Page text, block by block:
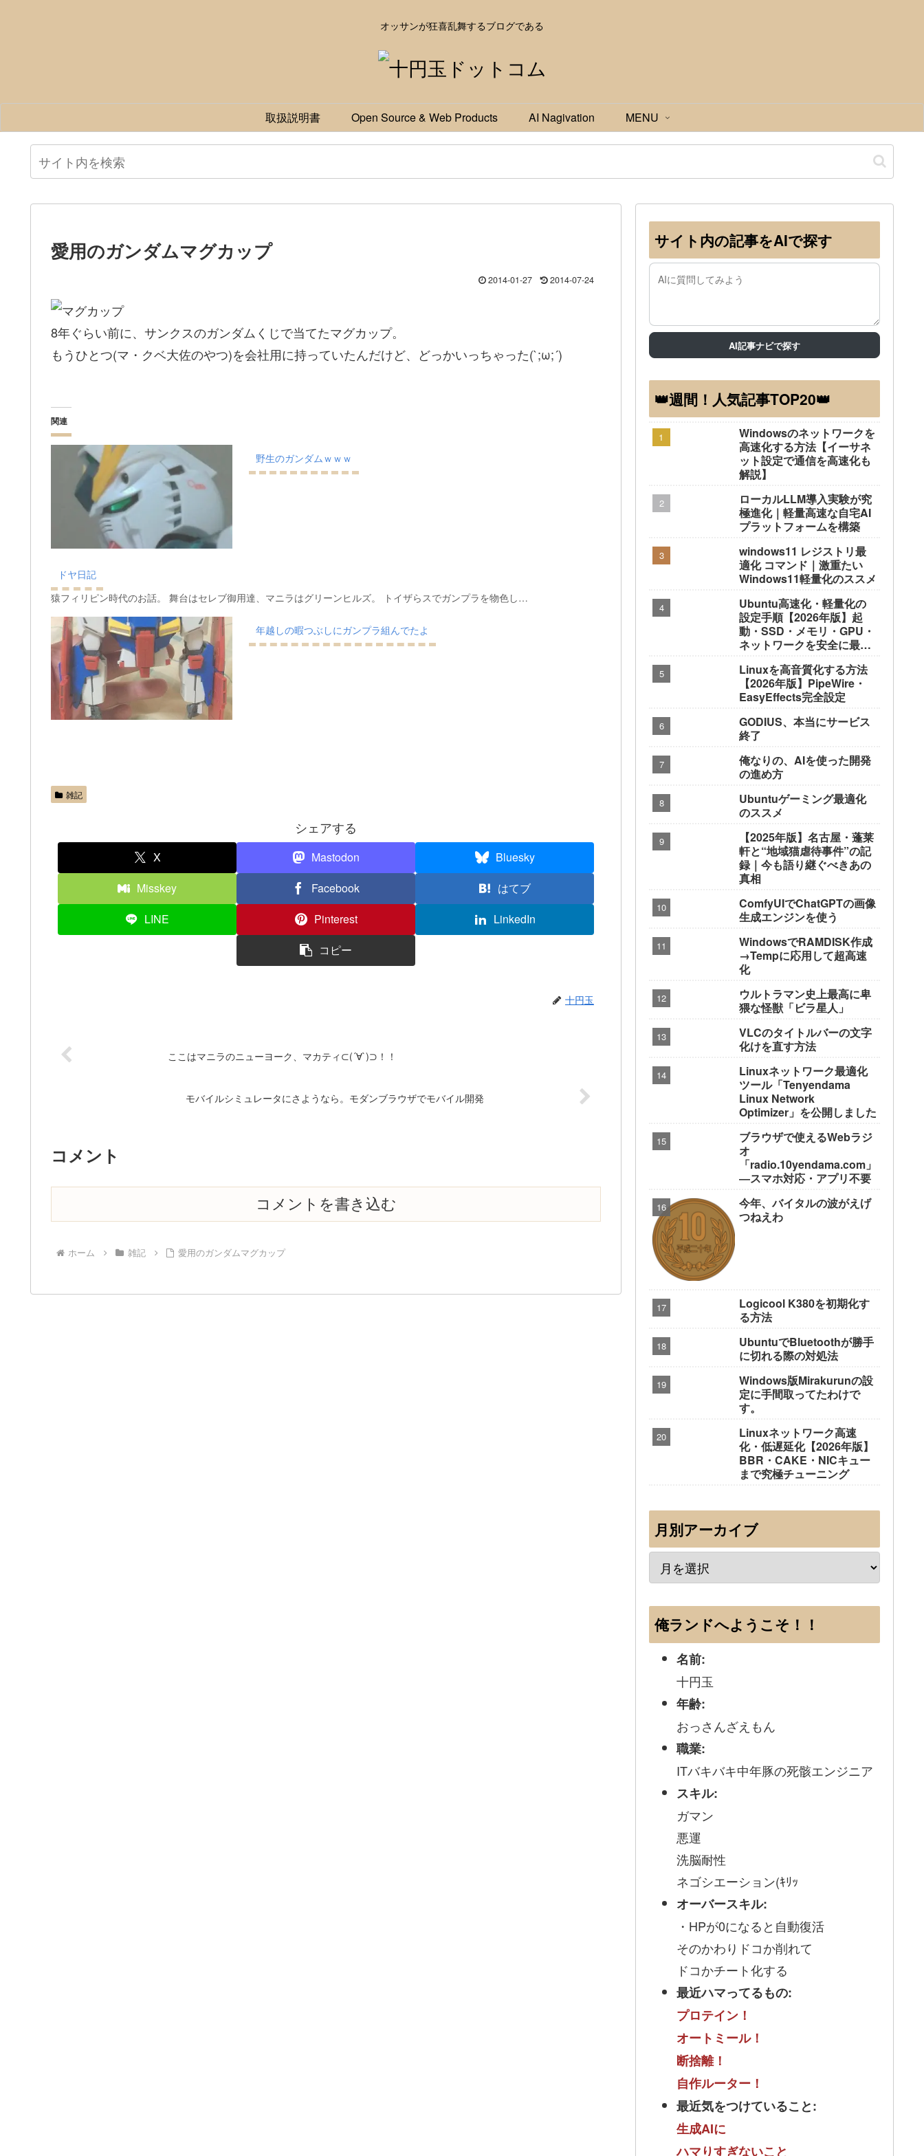
オッサンが狂喜乱舞するブログである
取扱説明書 Open Source & Web Products AI Nagivation MENU
愛用のガンダムマグカップ
2014-01-27 2014-07-24
8年ぐらい前に、サンクスのガンダムくじで当てたマグカップ。
もうひとつ(マ・クベ大佐のやつ)を会社用に持っていたんだけど、どっかいっちゃった(`;ω;´)
関連
野生のガンダムｗｗｗ
ドヤ日記
猿フィリピン時代のお話。 舞台はセレブ御用達、マニラはグリーンヒルズ。 トイザらスでガンプラを物色し…
年越しの暇つぶしにガンプラ組んでたよ
雑記
シェアする
X Mastodon
Bluesky
Misskey
Facebook
はてブ
LINE
Pinterest
LinkedIn
コピー
十円玉
ここはマニラのニューヨーク、マカティ⊂(´∀`)⊃！！
モバイルシミュレータにさようなら。モダンブラウザでモバイル開発
コメント
コメントを書き込む
ホーム 雑記 愛用のガンダムマグカップ
サイト内の記事をAIで探す
AI記事ナビで探す
👑週間！人気記事TOP20👑
Windowsのネットワークを
高速化する方法【イーサネ
ット設定で通信を高速化も
解説】
ローカルLLM導入実験が究
極進化｜軽量高速な自宅AI
プラットフォームを構築
windows11 レジストリ最
適化 コマンド｜激重たい
Windows11軽量化のススメ
Ubuntu高速化・軽量化の
設定手順【2026年版】起
動・SSD・メモリ・GPU・
ネットワークを安全に最適
Linuxを高音質化する方法
【2026年版】PipeWire・
EasyEffects完全設定
GODIUS、本当にサービス
終了
俺なりの、AIを使った開発
の進め方
Ubuntuゲーミング最適化
のススメ
【2025年版】名古屋・蓬莱
軒と“地域猫虐待事件”の記
録｜今も語り継ぐべきあの
真相
ComfyUIでChatGPTの画像
生成エンジンを使う
WindowsでRAMDISK作成
→Tempに応用して超高速
化
ウルトラマン史上最高に卑
猥な怪獣「ビラ星人」
VLCのタイトルバーの文字
化けを直す方法
Linuxネットワーク最適化
ツール「Tenyendama
Linux Network
Optimizer」を公開しました
ブラウザで使えるWebラジ
オ
「radio.10yendama.com」
―スマホ対応・アプリ不要
今年、バイタルの波がえげ
つねえわ
Logicool K380を初期化す
る方法
UbuntuでBluetoothが勝手
に切れる際の対処法
Windows版Mirakurunの設
定に手間取ってたわけで
す。
Linuxネットワーク高速
化・低遅延化【2026年版】
BBR・CAKE・NICキュー
まで究極チューニング
月別アーカイブ
俺ランドへようこそ！！
名前:
十円玉
年齢:
おっさんざえもん
職業:
ITバキバキ中年豚の死骸エンジニア
スキル:
ガマン
悪運
洗脳耐性
ネゴシエーション(ｷﾘｯ
オーバースキル:
・HPが0になると自動復活
そのかわりドコか削れて
ドコかチート化する
最近ハマってるもの:
プロテイン！
オートミール！
断捨離！
自作ルーター！
最近気をつけていること:
生成AIに
ハマりすぎないこと